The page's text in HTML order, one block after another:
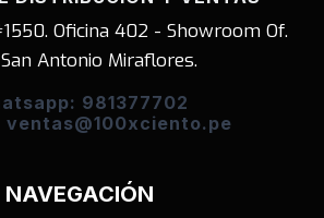
Oficina 402 - Showroom Of.
Antonio Miraflores.
981377702
ventas@100xciento.pe
NAVEGACIÓN